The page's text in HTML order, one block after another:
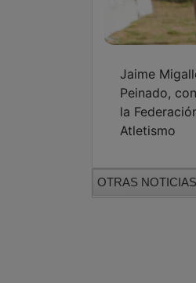
Jaime
Peinado,
la
Atletismo
OTRAS NOTICIAS